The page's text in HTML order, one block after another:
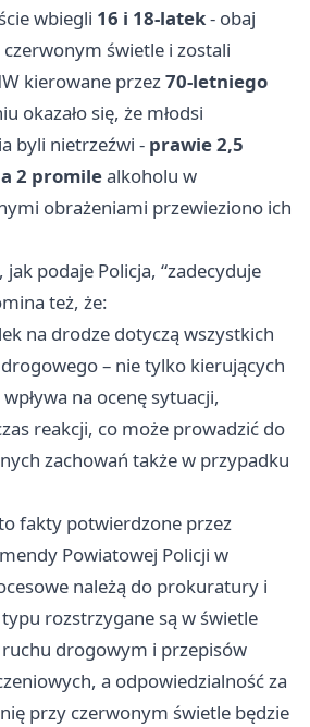
wbiegli 16 i 18-latek- obaj
świetle i zostali
kierowane przez70-letniego
okazało się, że młodsi
byli nietrzeźwi - prawie 2,5
2 promilealkoholu w
obrażeniami przewieziono ich
podaje Policja, “zadecyduje
też, że:
na drodze dotyczą wszystkich
– nie tylko kierujących
na ocenę sytuacji,
reakcji, co może prowadzić do
zachowań także w przypadku
fakty potwierdzone przez
Powiatowej Policji w
należą do prokuratury i
rozstrzygane są w świetle
drogowym i przepisów
a odpowiedzialność za
przy czerwonym świetle będzie